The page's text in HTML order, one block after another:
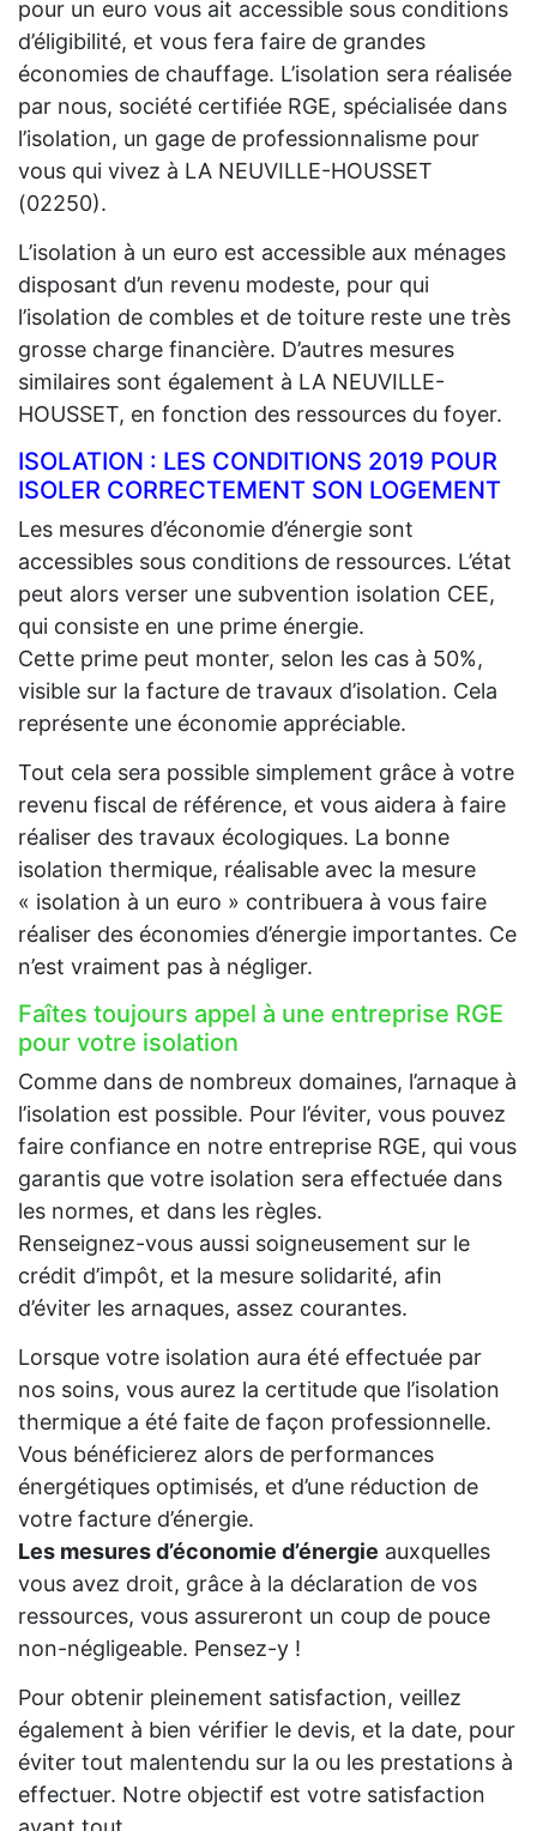
pour un euro vous ait accessible sous conditions
d’éligibilité, et vous fera faire de grandes
économies de chauffage. L’isolation sera réalisée
par nous, société certifiée RGE, spécialisée dans
l’isolation, un gage de professionnalisme pour
vous qui vivez à LA NEUVILLE-HOUSSET
(02250).
L’isolation à un euro est accessible aux ménages
disposant d’un revenu modeste, pour qui
l’isolation de combles et de toiture reste une très
grosse charge financière. D’autres mesures
similaires sont également à LA NEUVILLE-
HOUSSET, en fonction des ressources du foyer.
ISOLATION : LES CONDITIONS 2019 POUR
ISOLER CORRECTEMENT SON LOGEMENT
Les mesures d’économie d’énergie sont
accessibles sous conditions de ressources. L’état
peut alors verser une subvention isolation CEE,
qui consiste en une prime énergie.
Cette prime peut monter, selon les cas à 50%,
visible sur la facture de travaux d’isolation. Cela
représente une économie appréciable.
Tout cela sera possible simplement grâce à votre
revenu fiscal de référence, et vous aidera à faire
réaliser des travaux écologiques. La bonne
isolation thermique, réalisable avec la mesure
« isolation à un euro » contribuera à vous faire
réaliser des économies d’énergie importantes. Ce
n’est vraiment pas à négliger.
Faîtes toujours appel à une entreprise RGE
pour votre isolation
Comme dans de nombreux domaines, l’arnaque à
l’isolation est possible. Pour l’éviter, vous pouvez
faire confiance en notre entreprise RGE, qui vous
garantis que votre isolation sera effectuée dans
les normes, et dans les règles.
Renseignez-vous aussi soigneusement sur le
crédit d’impôt, et la mesure solidarité, afin
d’éviter les arnaques, assez courantes.
Lorsque votre isolation aura été effectuée par
nos soins, vous aurez la certitude que l’isolation
thermique a été faite de façon professionnelle.
Vous bénéficierez alors de performances
énergétiques optimisés, et d’une réduction de
votre facture d’énergie.
Les mesures d’économie d’énergie auxquelles
vous avez droit, grâce à la déclaration de vos
ressources, vous assureront un coup de pouce
non-négligeable. Pensez-y !
Pour obtenir pleinement satisfaction, veillez
également à bien vérifier le devis, et la date, pour
éviter tout malentendu sur la ou les prestations à
effectuer. Notre objectif est votre satisfaction